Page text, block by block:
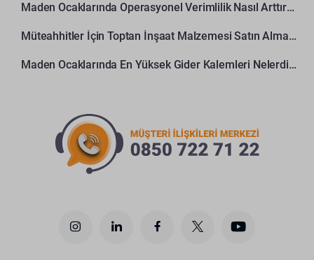
Maden Ocaklarında Operasyonel Verimlilik Nasıl Arttırılır?
Müteahhitler İçin Toptan İnşaat Malzemesi Satın Alma Rehberi
Maden Ocaklarında En Yüksek Gider Kalemleri Nelerdir?